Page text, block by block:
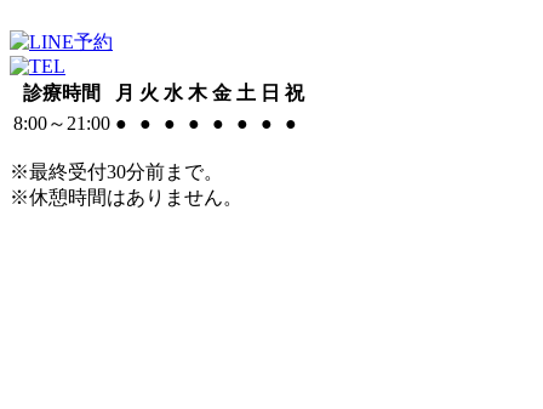
診療時間 月 火 水 木 金 土 日 祝
8:00～21:00 ● ● ● ● ● ● ● ●
※最終受付30分前まで。
※休憩時間はありません。